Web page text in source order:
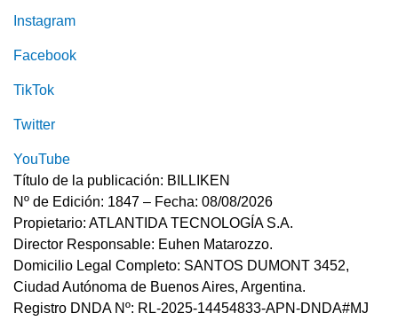
Instagram
Facebook
TikTok
Twitter
YouTube
Título de la publicación: BILLIKEN
Nº de Edición: 1847 – Fecha: 08/08/2026
Propietario: ATLANTIDA TECNOLOGÍA S.A.
Director Responsable: Euhen Matarozzo.
Domicilio Legal Completo: SANTOS DUMONT 3452,
Ciudad Autónoma de Buenos Aires, Argentina.
Registro DNDA Nº: RL-2025-14454833-APN-DNDA#MJ